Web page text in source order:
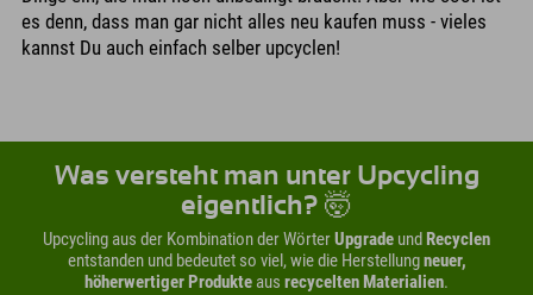
es denn, dass man gar nicht alles neu kaufen muss - vieles
kannst Du auch einfach selber upcyclen!
Was versteht man unter Upcycling
eigentlich? 🤯
Upcycling aus der Kombination der WörterUpgrade und Recyclen
entstanden und bedeutet so viel, wie die Herstellungneuer,
höherwertiger Produkte aus recycelten Materialien.